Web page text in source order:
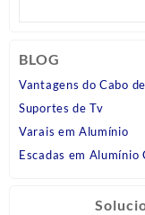
BLOG
Vantagens do Cabo
Suportes de Tv
Varais em Alumínio
Escadas em Alumínio